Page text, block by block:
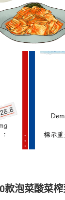
款泡菜酸菜